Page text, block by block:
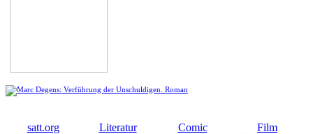
satt.org Literatur Comic Film